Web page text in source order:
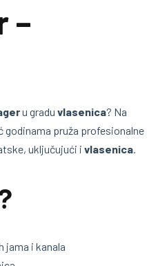
–
u gradu vlasenica? Na
pruža profesionalne
uključujući i vlasenica.
i kanala